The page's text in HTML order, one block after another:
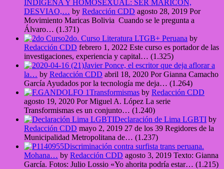
INDÍGENA Y HOMOSEXUAL: SER MARICÓN,
DESVIAO,… by Redacción CDD agosto 28, 2019 Por
Movimiento Maricas Bolivia Cuando se le pregunta a
Álvaro… (1.371)
2do. Curso Literatura LTGB+ Peruana by
Redacción CDD febrero 1, 2022 Este curso es portador de las
investigaciones, experiencia y capital… (1.325)
Javier Ponce, el escritor que deja aflorar a
la… by Redacción CDD abril 18, 2020 Por Gianna Camacho
García Ayudados por la tecnología me deja… (1.264)
Transformismas by Redacción CDD
agosto 19, 2020 Por Miguel A. López La serie
Transformismas es un conjunto… (1.240)
Declaración de Lima LGBTI by
Redacción CDD mayo 2, 2019 27 de los 39 Regidores de la
Municipalidad Metropolitana de… (1.237)
Discriminación contra surfista trans peruana.
Mohana… by Redacción CDD agosto 3, 2019 Texto: Gianna
García. Fotos: Julio Lossio «Yo ahorita podría estar… (1.215)